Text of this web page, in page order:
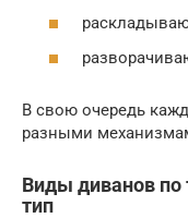
В свою очередь
разными
Виды диванов
тип